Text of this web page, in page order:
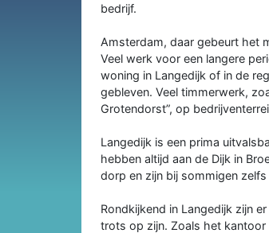
bedrijf.
Amsterdam, daar gebeurt het
Veel werk voor een langere
woning in Langedijk of in de
gebleven. Veel timmerwerk,
Grotendorst”, op
Langedijk is een prima
hebben altijd aan de Dijk in
dorp en zijn bij sommigen
Rondkijkend in Langedijk zijn
trots op zijn. Zoals het kantoor